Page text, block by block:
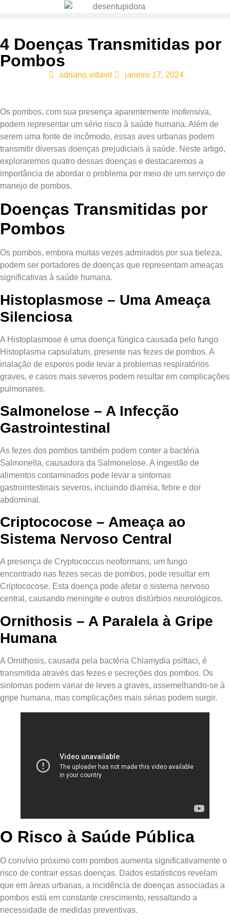
4 Doenças Transmitidas por
Pombos
adriano.vittavit janeiro 17, 2024
Os pombos, com sua presença aparentemente inofensiva,
podem representar um sério risco à saúde humana. Além de
serem uma fonte de incômodo, essas aves urbanas podem
transmitir diversas doenças prejudiciais à saúde. Neste artigo,
exploraremos quatro dessas doenças e destacaremos a
importância de abordar o problema por meio de um serviço de
manejo de pombos.
Doenças Transmitidas por
Pombos
Os pombos, embora muitas vezes admirados por sua beleza,
podem ser portadores de doenças que representam ameaças
significativas à saúde humana.
Histoplasmose – Uma Ameaça
Silenciosa
A Histoplasmose é uma doença fúngica causada pelo fungo
Histoplasma capsulatum, presente nas fezes de pombos. A
inalação de esporos pode levar a problemas respiratórios
graves, e casos mais severos podem resultar em complicações
pulmonares.
Salmonelose – A Infecção
Gastrointestinal
As fezes dos pombos também podem conter a bactéria
Salmonella, causadora da Salmonelose. A ingestão de
alimentos contaminados pode levar a sintomas
gastrointestinais severos, incluindo diarréia, febre e dor
abdominal.
Criptococose – Ameaça ao
Sistema Nervoso Central
A presença de Cryptococcus neoformans, um fungo
encontrado nas fezes secas de pombos, pode resultar em
Criptococose. Esta doença pode afetar o sistema nervoso
central, causando meningite e outros distúrbios neurológicos.
Ornithosis – A Paralela à Gripe
Humana
A Ornithosis, causada pela bactéria Chlamydia psittaci, é
transmitida através das fezes e secreções dos pombos. Os
sintomas podem variar de leves a graves, assemelhando-se à
gripe humana, mas complicações mais sérias podem surgir.
O Risco à Saúde Pública
O convívio próximo com pombos aumenta significativamente o
risco de contrair essas doenças. Dados estatísticos revelam
que em áreas urbanas, a incidência de doenças associadas a
pombos está em constante crescimento, ressaltando a
necessidade de medidas preventivas.